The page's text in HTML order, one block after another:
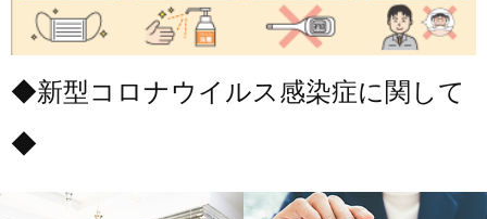
◆新型コロナウイルス感染症に関して
◆